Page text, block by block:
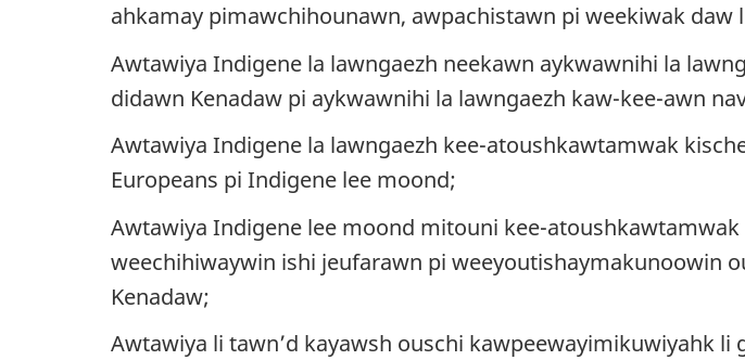
ahkamay pimawchihounawn, awpachistawn pi weekiwak
Awtawiya Indigene la lawngaezh neekawn aykwawnihi la
didawn Kenadaw pi aykwawnihi la lawngaezh kaw-kee-awn
Awtawiya Indigene la lawngaezh kee-atoushkawtamwak
Europeans pi Indigene lee moond;
Awtawiya Indigene lee moond mitouni kee-
weechihiwaywin ishi jeufarawn pi weeyoutishaymakunoowin
Kenadaw;
Awtawiya li tawn’d kayawsh ouschi kawpeewayimikuwiyahk